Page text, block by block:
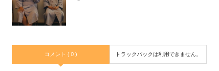
コメント ( 0 ) トラックバックは利用できません。